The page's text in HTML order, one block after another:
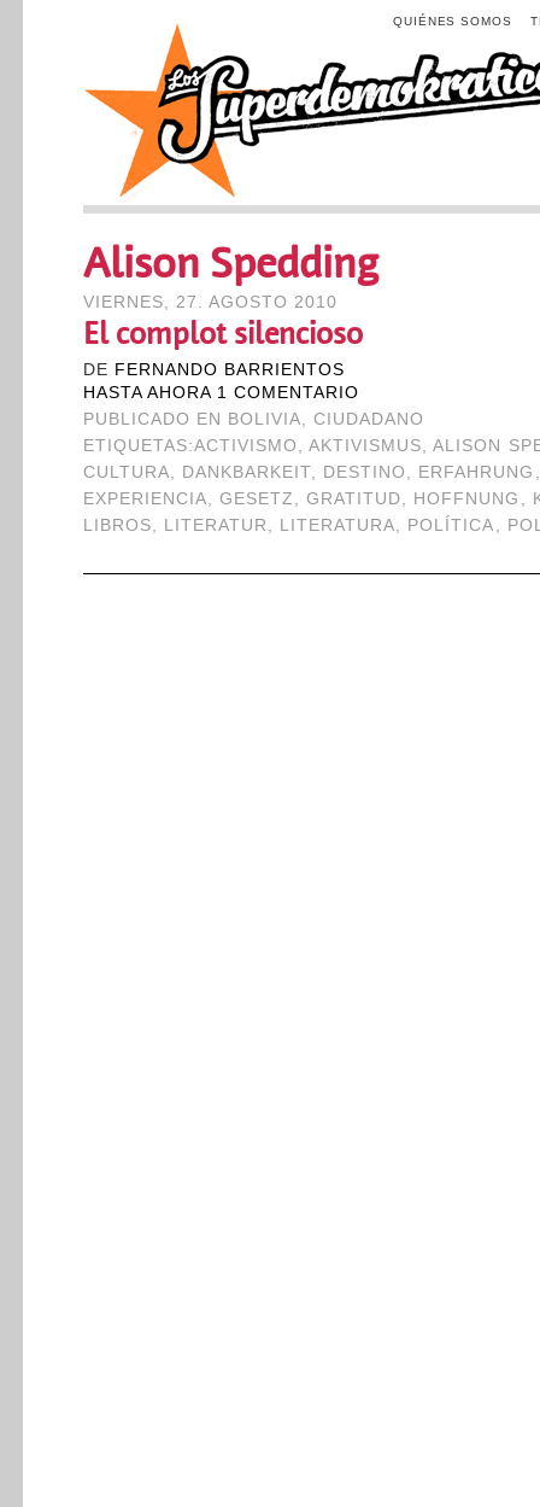
QUIÉNES SOMOS
Alison Spedding
VIERNES, 27. AGOSTO 2010
El complot silencioso
DE FERNANDO BARRIENTOS
HASTA AHORA 1 COMENTARIO
PUBLICADO EN
BOLIVIA,CIUDADANO
ETIQUETAS:ACTIVISMO ,AKTIVISMUS,ALISON
CULTURA, DANKBARKEIT, DESTINO , ERFAHRUNG
EXPERIENCIA, GESETZ ,GRATITUD, HOFFNUNG ,
LIBROS, LITERATUR , LITERATURA, POLÍTICA ,